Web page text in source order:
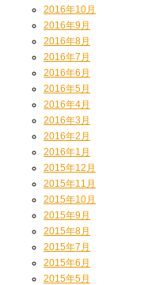
2016年10月
2016年9月
2016年8月
2016年7月
2016年6月
2016年5月
2016年4月
2016年3月
2016年2月
2016年1月
2015年12月
2015年11月
2015年10月
2015年9月
2015年8月
2015年7月
2015年6月
2015年5月